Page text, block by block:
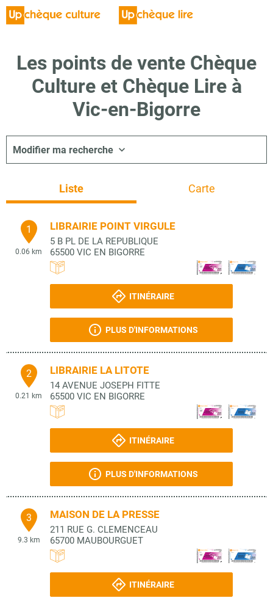
Les points de vente Chèque
Culture et Chèque Lire à
Vic-en-Bigorre
Modifier ma recherche
Liste Carte
1
0.06 km
LIBRAIRIE POINT VIRGULE
5 B PL DE LA REPUBLIQUE
65500 VIC EN BIGORRE
ITINÉRAIRE
PLUS D'INFORMATIONS
2
0.21 km
LIBRAIRIE LA LITOTE
14 AVENUE JOSEPH FITTE
65500 VIC EN BIGORRE
ITINÉRAIRE
PLUS D'INFORMATIONS
3
9.3 km
MAISON DE LA PRESSE
211 RUE G. CLEMENCEAU
65700 MAUBOURGUET
ITINÉRAIRE